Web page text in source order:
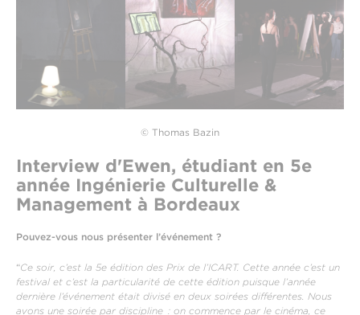
© Thomas Bazin
Interview d'Ewen, étudiant en 5e
année Ingénierie Culturelle &
Management à Bordeaux
Pouvez-vous nous présenter l’événement ?
“Ce soir, c’est la 5e édition des Prix de l’ICART. Cette année c’est un
festival et c’est la particularité de cette édition puisque l’année
dernière l’événement était divisé en deux soirées différentes. Nous
avons une soirée par discipline : on commence par le cinéma, ce